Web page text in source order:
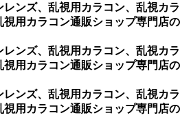
ンズ、乱視用カラコン、乱視カ
用カラコン通販ショップ専門店
ンズ、乱視用カラコン、乱視カ
用カラコン通販ショップ専門店
ンズ、乱視用カラコン、乱視カ
用カラコン通販ショップ専門店